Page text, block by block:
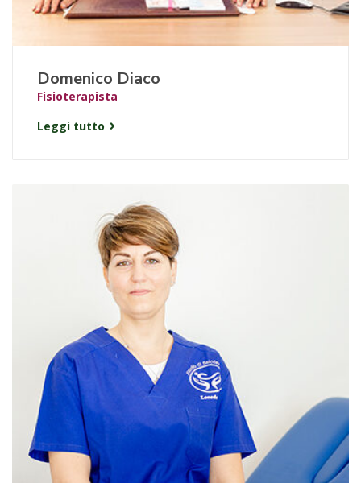
Domenico Diaco
Fisioterapista
Leggi tutto